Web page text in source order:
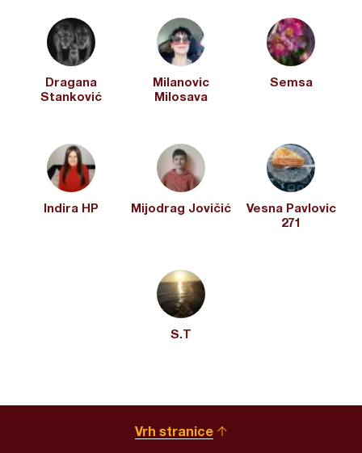
Dragana
Stanković
Milanovic
Milosava
Semsa
Indira HP Mijodrag Jovičić
Vesna Pavlovic
271
S.T
Vrh stranice